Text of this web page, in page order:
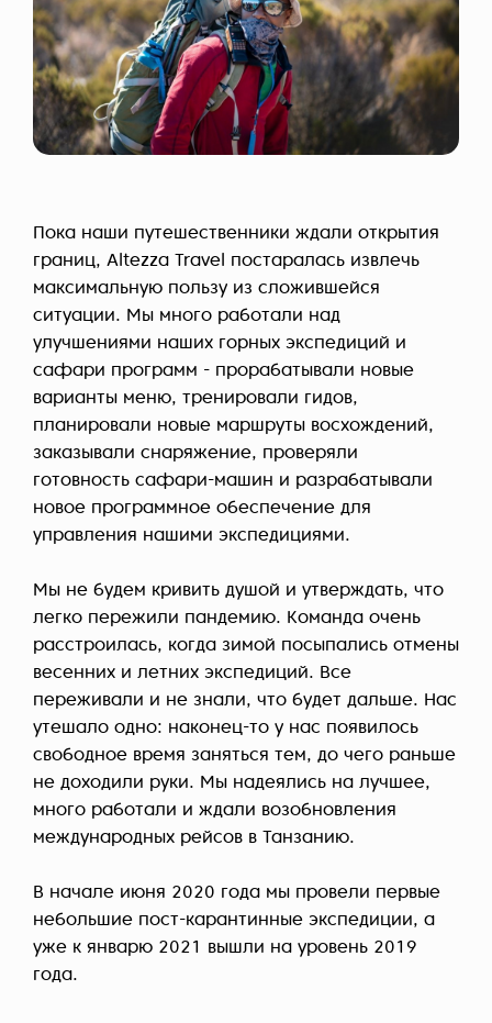
Пока наши путешественники ждали открытия
границ, Altezza Travel постаралась извлечь
максимальную пользу из сложившейся
ситуации. Мы много работали над
улучшениями наших горных экспедиций и
сафари программ - прорабатывали новые
варианты меню, тренировали гидов,
планировали новые маршруты восхождений,
заказывали снаряжение, проверяли
готовность сафари-машин и разрабатывали
новое программное обеспечение для
управления нашими экспедициями.
Мы не будем кривить душой и утверждать, что
легко пережили пандемию. Команда очень
расстроилась, когда зимой посыпались отмены
весенних и летних экспедиций. Все
переживали и не знали, что будет дальше. Нас
утешало одно: наконец-то у нас появилось
свободное время заняться тем, до чего раньше
не доходили руки. Мы надеялись на лучшее,
много работали и ждали возобновления
международных рейсов в Танзанию.
В начале июня 2020 года мы провели первые
небольшие пост-карантинные экспедиции, а
уже к январю 2021 вышли на уровень 2019
года.